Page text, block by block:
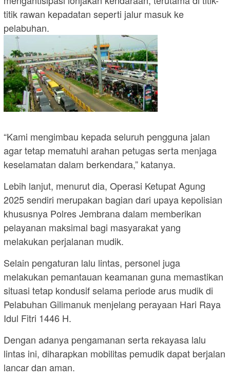
titik rawan kepadatan seperti jalur masuk ke
pelabuhan.
“Kami mengimbau kepada seluruh pengguna jalan
agar tetap mematuhi arahan petugas serta menjaga
keselamatan dalam berkendara,” katanya.
Lebih lanjut, menurut dia, Operasi Ketupat Agung
2025 sendiri merupakan bagian dari upaya kepolisian
khususnya Polres Jembrana dalam memberikan
pelayanan maksimal bagi masyarakat yang
melakukan perjalanan mudik.
Selain pengaturan lalu lintas, personel juga
melakukan pemantauan keamanan guna memastikan
situasi tetap kondusif selama periode arus mudik di
Pelabuhan Gilimanuk menjelang perayaan Hari Raya
Idul Fitri 1446 H.
Dengan adanya pengamanan serta rekayasa lalu
lintas ini, diharapkan mobilitas pemudik dapat berjalan
lancar dan aman.